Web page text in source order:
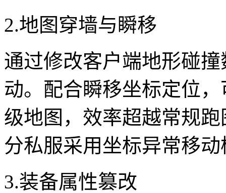
2.地图穿墙与瞬移
通过修改客户端地形碰
动。配合瞬移坐标定位
级地图，效率超越常规
分私服采用坐标异常移
3.装备属性篡改